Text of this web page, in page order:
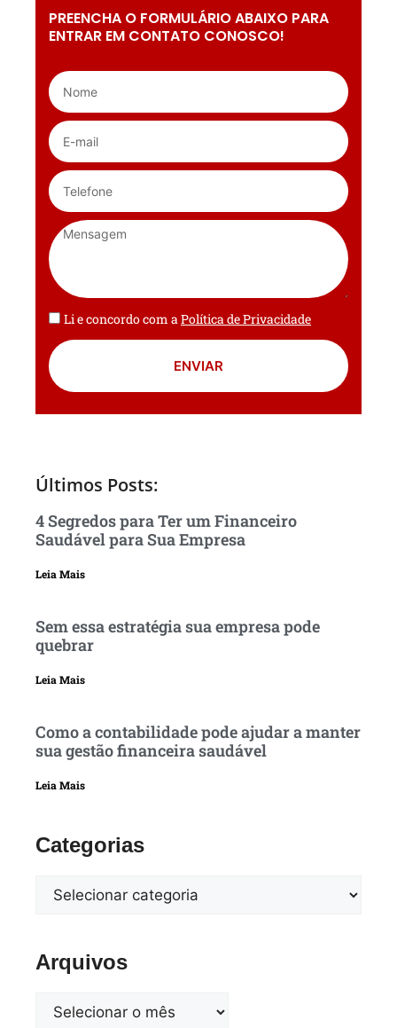
PREENCHA O FORMULÁRIO ABAIXO PARA
ENTRAR EM CONTATO CONOSCO!
Li e concordo com aPolítica de Privacidade
ENVIAR
Últimos Posts:
4 Segredos para Ter um Financeiro
Saudável para Sua Empresa
Leia Mais
Sem essa estratégia sua empresa pode
quebrar
Leia Mais
Como a contabilidade pode ajudar a manter
sua gestão financeira saudável
Leia Mais
Categorias
Arquivos